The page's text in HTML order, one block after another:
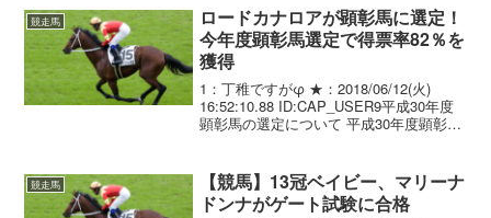
い浮かぶのは、超ハイペースになっ...
競走馬
ロードカナロアが顕彰馬に選定！
今年度顕彰馬選定で得票率82％を
獲得
1：丁稚ですがφ ★：2018/06/12(火)
16:52:10.88 ID:CAP_USER9平成30年度
顕彰馬の選定について 平成30年度顕彰馬
たします。 なお、...
競走馬
【競馬】13冠ベイビー、マリーナ
ドンナがゲート試験に合格